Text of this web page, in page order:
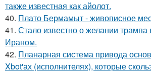
также известная как айолот.
40. Плато Бермамыт - живописное
41. Стало известно о желании
Ираном.
42. Планарная система привода
Xbot'ах (исполнителях), которые